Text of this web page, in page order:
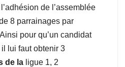
de l’assemblée
8 parrainages par
pour qu’un candidat
lui faut obtenir 3
de la ligue 1, 2